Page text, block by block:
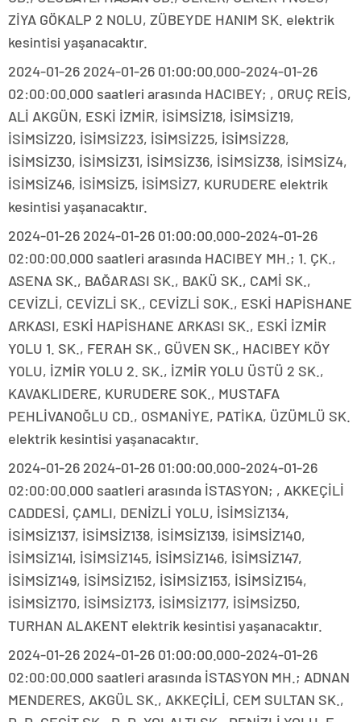
ZİYA GÖKALP 2 NOLU, ZÜBEYDE HANIM SK. elektrik
kesintisi yaşanacaktır.
2024-01-26 2024-01-26 01:00:00.000-2024-01-26
02:00:00.000 saatleri arasında HACIBEY; , ORUÇ REİS,
ALİ AKGÜN, ESKİ İZMİR, İSİMSİZ18, İSİMSİZ19,
İSİMSİZ20, İSİMSİZ23, İSİMSİZ25, İSİMSİZ28,
İSİMSİZ30, İSİMSİZ31, İSİMSİZ36, İSİMSİZ38, İSİMSİZ4,
İSİMSİZ46, İSİMSİZ5, İSİMSİZ7, KURUDERE elektrik
kesintisi yaşanacaktır.
2024-01-26 2024-01-26 01:00:00.000-2024-01-26
02:00:00.000 saatleri arasında HACIBEY MH.; 1. ÇK.,
ASENA SK., BAĞARASI SK., BAKÜ SK., CAMİ SK.,
CEVİZLİ, CEVİZLİ SK., CEVİZLİ SOK., ESKİ HAPİSHANE
ARKASI, ESKİ HAPİSHANE ARKASI SK., ESKİ İZMİR
YOLU 1. SK., FERAH SK., GÜVEN SK., HACIBEY KÖY
YOLU, İZMİR YOLU 2. SK., İZMİR YOLU ÜSTÜ 2 SK.,
KAVAKLIDERE, KURUDERE SOK., MUSTAFA
PEHLİVANOĞLU CD., OSMANİYE, PATİKA, ÜZÜMLÜ SK.
elektrik kesintisi yaşanacaktır.
2024-01-26 2024-01-26 01:00:00.000-2024-01-26
02:00:00.000 saatleri arasında İSTASYON; , AKKEÇİLİ
CADDESİ, ÇAMLI, DENİZLİ YOLU, İSİMSİZ134,
İSİMSİZ137, İSİMSİZ138, İSİMSİZ139, İSİMSİZ140,
İSİMSİZ141, İSİMSİZ145, İSİMSİZ146, İSİMSİZ147,
İSİMSİZ149, İSİMSİZ152, İSİMSİZ153, İSİMSİZ154,
İSİMSİZ170, İSİMSİZ173, İSİMSİZ177, İSİMSİZ50,
TURHAN ALAKENT elektrik kesintisi yaşanacaktır.
2024-01-26 2024-01-26 01:00:00.000-2024-01-26
02:00:00.000 saatleri arasında İSTASYON MH.; ADNAN
MENDERES, AKGÜL SK., AKKEÇİLİ, CEM SULTAN SK.,